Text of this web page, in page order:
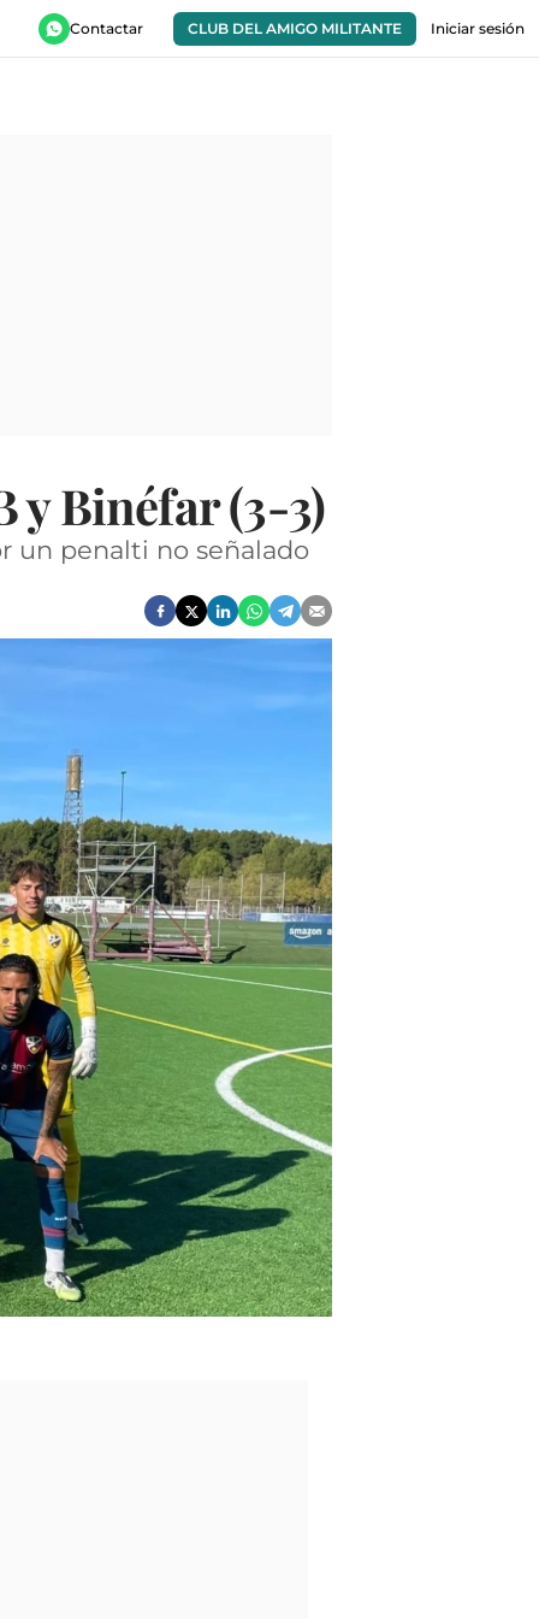
Contactar CLUB DEL AMIGO MILITANTE Iniciar sesión
y Binéfar (3-3)
un penalti no señalado